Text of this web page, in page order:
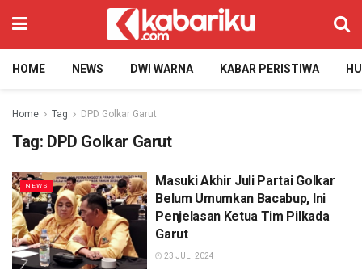
HOME NEWS DWI WARNA KABAR PERISTIWA
Home Tag DPD Golkar Garut
Tag: DPD Golkar Garut
NEWS
Masuki Akhir Juli Partai Golkar
Belum Umumkan Bacabup, Ini
Penjelasan Ketua Tim Pilkada
Garut
23 JULI 2024